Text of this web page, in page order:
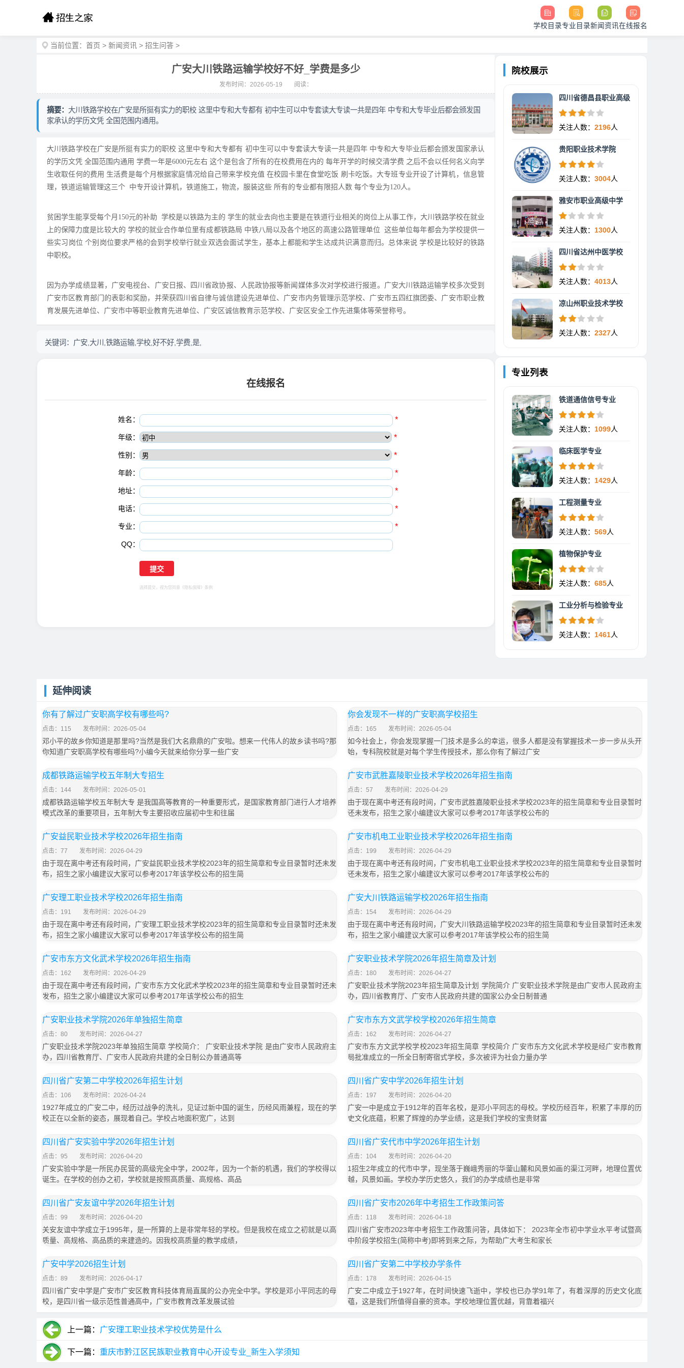
学校目录专业目录新闻资讯在线报名
当前位置： 首页 > 新闻资讯 > 招生问答 >
广安大川铁路运输学校好不好_学费是多少
发布时间：2026-05-19 阅读：
摘要： 大川铁路学校在广安是所挺有实力的职校 这里中专和大专都有 初中生可以中专套读大专读一共是四年 中专和大专毕业后都会颁发国
家承认的学历文凭 全国范围内通用。
大川铁路学校在广安是所挺有实力的职校 这里中专和大专都有 初中生可以中专套读大专读一共是四年 中专和大专毕业后都会颁发国家承认
的学历文凭 全国范围内通用 学费一年是6000元左右 这个是包含了所有的在校费用在内的 每年开学的时候交清学费 之后不会以任何名义向学
生收取任何的费用 生活费是每个月根据家庭情况给自己带来学校充值 在校园卡里在食堂吃饭 刷卡吃饭。大专班专业开设了计算机，信息管
理，铁道运输管理这三个 中专开设计算机，铁道施工，物流，服装这些 所有的专业都有限招人数 每个专业为120人。
贫困学生能享受每个月150元的补助 学校是以铁路为主的 学生的就业去向也主要是在铁道行业相关的岗位上从事工作，大川铁路学校在就业
上的保障力度是比较大的 学校的就业合作单位里有成都铁路局 中铁八局以及各个地区的高速公路管理单位 这些单位每年都会为学校提供一
些实习岗位 个别岗位要求严格的会到学校举行就业双选会面试学生，基本上都能和学生达成共识满意而归。总体来说 学校是比较好的铁路
中职校。
因为办学成绩显著，广安电视台、广安日报、四川省政协报、人民政协报等新闻媒体多次对学校进行报道。广安大川铁路运输学校多次受到
广安市区教育部门的表彰和奖励，并荣获四川省自律与诚信建设先进单位、广安市内务管理示范学校、广安市五四红旗团委、广安市职业教
育发展先进单位、广安市中等职业教育先进单位、广安区诚信教育示范学校、广安区安全工作先进集体等荣誉称号。
关键词： 广安,大川,铁路运输,学校,好不好,学费,是,
在线报名
姓名： *
年级： *
性别： *
年龄： *
地址： *
电话： *
专业： *
QQ：
选择提交，视为您同意 《隐私保障》 条例
院校展示
四川省德昌县职业高级
关注人数： 2196人
贵阳职业技术学院
关注人数： 3004人
雅安市职业高级中学
关注人数： 1300人
四川省达州中医学校
关注人数： 4013人
凉山州职业技术学校
关注人数： 2327人
专业列表
铁道通信信号专业
关注人数： 1099人
临床医学专业
关注人数： 1429人
工程测量专业
关注人数： 569人
植物保护专业
关注人数： 685人
工业分析与检验专业
关注人数： 1461人
延伸阅读
你有了解过广安职高学校有哪些吗?
点击：115 发布时间：2026-05-04
邓小平的故乡你知道是那里吗?当然是我们大名鼎鼎的广安啦。想来一代伟人的故乡读书吗?那
你知道广安职高学校有哪些吗?小编今天就来给你分享一些广安
你会发现不一样的广安职高学校招生
点击：165 发布时间：2026-05-04
如今社会上，你会发现掌握一门技术是多么的幸运，很多人都是没有掌握技术一步一步从头开
始，专科院校就是对每个学生传授技术，那么你有了解过广安
成都铁路运输学校五年制大专招生
点击：144 发布时间：2026-05-01
成都铁路运输学校五年制大专 是我国高等教育的一种重要形式，是国家教育部门进行人才培养
模式改革的重要项目，五年制大专主要招收应届初中生和往届
广安市武胜嘉陵职业技术学校2026年招生指南
点击：57 发布时间：2026-04-29
由于现在离中考还有段时间，广安市武胜嘉陵职业技术学校2023年的招生简章和专业目录暂时
还未发布，招生之家小编建议大家可以参考2017年该学校公布的
广安益民职业技术学校2026年招生指南
点击：77 发布时间：2026-04-29
由于现在离中考还有段时间，广安益民职业技术学校2023年的招生简章和专业目录暂时还未发
布，招生之家小编建议大家可以参考2017年该学校公布的招生简
广安市机电工业职业技术学校2026年招生指南
点击：199 发布时间：2026-04-29
由于现在离中考还有段时间，广安市机电工业职业技术学校2023年的招生简章和专业目录暂时
还未发布，招生之家小编建议大家可以参考2017年该学校公布的
广安理工职业技术学校2026年招生指南
点击：191 发布时间：2026-04-29
由于现在离中考还有段时间，广安理工职业技术学校2023年的招生简章和专业目录暂时还未发
布，招生之家小编建议大家可以参考2017年该学校公布的招生简
广安大川铁路运输学校2026年招生指南
点击：154 发布时间：2026-04-29
由于现在离中考还有段时间，广安大川铁路运输学校2023年的招生简章和专业目录暂时还未发
布，招生之家小编建议大家可以参考2017年该学校公布的招生简
广安市东方文化武术学校2026年招生指南
点击：162 发布时间：2026-04-29
由于现在离中考还有段时间，广安市东方文化武术学校2023年的招生简章和专业目录暂时还未
发布，招生之家小编建议大家可以参考2017年该学校公布的招生
广安职业技术学院2026年招生简章及计划
点击：180 发布时间：2026-04-27
广安职业技术学院2023年招生简章及计划 学院简介 广安职业技术学院是由广安市人民政府主
办，四川省教育厅、广安市人民政府共建的国家公办全日制普通
广安职业技术学院2026年单独招生简章
点击：80 发布时间：2026-04-27
广安职业技术学院2023年单独招生简章 学校简介： 广安职业技术学院 是由广安市人民政府主
办，四川省教育厅、广安市人民政府共建的全日制公办普通高等
广安市东方文武学校学校2026年招生简章
点击：162 发布时间：2026-04-27
广安市东方文武学校学校2023年招生简章 学校简介 广安市东方文化武术学校是经广安市教育
局批准成立的一所全日制寄宿式学校，多次被评为社会力量办学
四川省广安第二中学校2026年招生计划
点击：106 发布时间：2026-04-24
1927年成立的广安二中，经历过战争的洗礼，见证过新中国的诞生，历经风雨兼程，现在的学
校正在以全新的姿态，展现着自己。学校占地面积宽广，达到
四川省广安中学2026年招生计划
点击：197 发布时间：2026-04-20
广安一中是成立于1912年的百年名校，是邓小平同志的母校。学校历经百年，积累了丰厚的历
史文化底蕴，积累了辉煌的办学业绩，这是我们学校的宝贵财富
四川省广安实验中学2026年招生计划
点击：95 发布时间：2026-04-20
广安实验中学是一所民办民营的高级完全中学，2002年，因为一个新的机遇，我们的学校得以
诞生。在学校的创办之初，学校就是按照高质量、高规格、高品
四川省广安代市中学2026年招生计划
点击：104 发布时间：2026-04-20
1招生2年成立的代市中学，现坐落于巍峨秀丽的华蓥山麓和风景如画的渠江河畔，地理位置优
越，风景如画。学校办学历史悠久，我们的办学成绩也是非常
四川省广安友谊中学2026年招生计划
点击：99 发布时间：2026-04-20
关安友谊中学成立于1995年，是一所算的上是非常年轻的学校。但是我校在成立之初就是以高
质量、高规格、高品质的来建造的。因我校高质量的教学成绩，
四川省广安市2026年中考招生工作政策问答
点击：118 发布时间：2026-04-18
四川省广安市2023年中考招生工作政策问答，具体如下： 2023年全市初中学业水平考试暨高
中阶段学校招生(简称中考)即将到来之际，为帮助广大考生和家长
广安中学2026招生计划
点击：89 发布时间：2026-04-17
四川省广安中学是广安市广安区教育科技体育局直属的公办完全中学。学校是邓小平同志的母
校，是四川省一级示范性普通高中，广安市教育改革发展试验
四川省广安第二中学校办学条件
点击：178 发布时间：2026-04-15
广安二中成立于1927年，在时间快速飞逝中，学校也已办学91年了，有着深厚的历史文化底
蕴，这是我们所值得自豪的资本。学校地理位置优越，背靠着福兴
上一篇： 广安理工职业技术学校优势是什么
下一篇： 重庆市黔江区民族职业教育中心开设专业_新生入学须知